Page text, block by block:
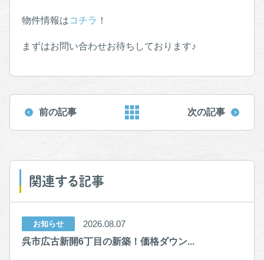
物件情報はコチラ ！
まずはお問い合わせお待ちしております♪
前の記事 次の記事
関連する記事
お知らせ
2026.08.07
呉市広古新開6丁目の新築！価格ダウン...